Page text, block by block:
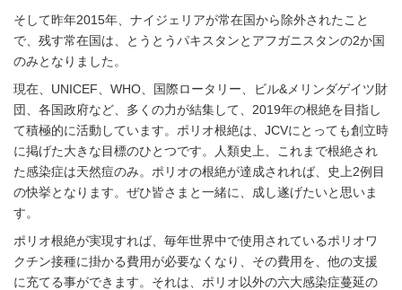
そして昨年2015年、ナイジェリアが常在国から除外されたこと
で、残す常在国は、とうとうパキスタンとアフガニスタンの2か国
のみとなりました。
現在、UNICEF、WHO、国際ロータリー、ビル&メリンダゲイツ財
団、各国政府など、多くの力が結集して、2019年の根絶を目指し
て積極的に活動しています。ポリオ根絶は、JCVにとっても創立時
に掲げた大きな目標のひとつです。人類史上、これまで根絶され
た感染症は天然痘のみ。ポリオの根絶が達成されれば、史上2例目
の快挙となります。ぜひ皆さまと一緒に、成し遂げたいと思いま
す。
ポリオ根絶が実現すれば、毎年世界中で使用されているポリオワ
クチン接種に掛かる費用が必要なくなり、その費用を、他の支援
に充てる事ができます。それは、ポリオ以外の六大感染症蔓延の